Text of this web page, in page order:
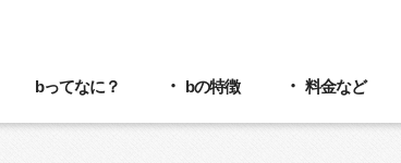
bってなに？ bの特徴 料金など